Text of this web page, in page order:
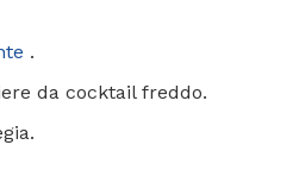
.
da cocktail freddo.